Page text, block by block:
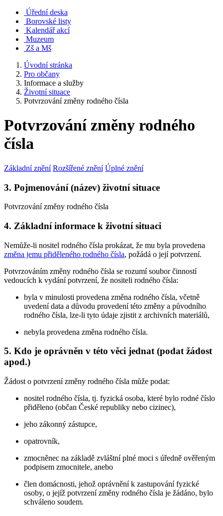
Úřední deska
Borovské listy
Kalendář akcí
Muzeum
Zš a Mš
Úvodní stránka
Pro občany
Informace a služby
Životní situace
Potvrzování změny rodného čísla
Potvrzování změny rodného
čísla
Základní znění Rozšířené znění Úplné znění
3. Pojmenování (název) životní situace
Potvrzování změny rodného čísla
4. Základní informace k životní situaci
Nemůže-li nositel rodného čísla prokázat, že mu byla provedena
změna jemu přiděleného rodného čísla, požádá o její potvrzení.
Potvrzováním změny rodného čísla se rozumí soubor činností
vedoucích k vydání potvrzení, že nositeli rodného čísla:
byla v minulosti provedena změna rodného čísla, včetně
uvedení data a důvodu provedení této změny a původního
rodného čísla, lze-li tyto údaje zjistit z archivních materiálů,
nebyla provedena změna rodného čísla.
5. Kdo je oprávněn v této věci jednat (podat žádost
apod.)
Žádost o potvrzení změny rodného čísla může podat:
nositel rodného čísla, tj. fyzická osoba, které bylo rodné číslo
přiděleno (občan České republiky nebo cizinec),
jeho zákonný zástupce,
opatrovník,
zmocněnec na základě zvláštní plné moci s úředně ověřeným
podpisem zmocnitele, anebo
člen domácnosti, jehož oprávnění k zastupování fyzické
osoby, o jejíž potvrzení změny rodného čísla je žádáno, bylo
schváleno soudem.